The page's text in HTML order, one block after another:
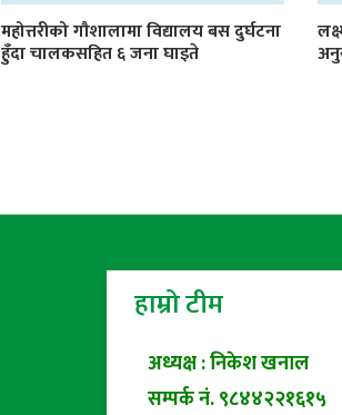
महोत्तरीको गौशालामा विद्यालय बस दुर्घटना
हुँदा चालकसहित ६ जना घाइते
हाम्रो टीम
अध्यक्ष : निकेश खनाल
सम्पर्क नं. ९८४४२२१६१५